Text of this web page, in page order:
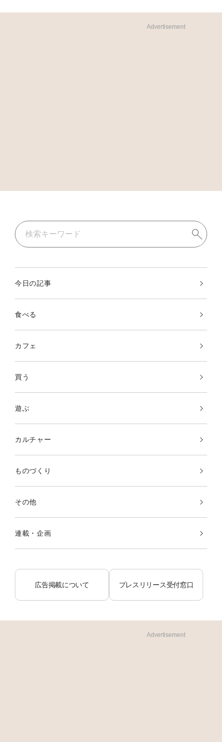
Advertisement
今日の記事
食べる
カフェ
買う
遊ぶ
カルチャー
ものづくり
その他
連載・企画
広告掲載について プレスリリース受付窓口
Advertisement